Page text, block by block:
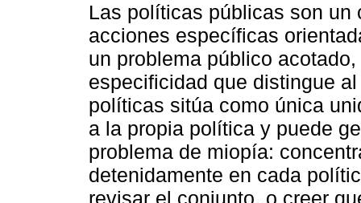
Las políticas públicas son un
acciones específicas
un problema público
especificidad que distingue
políticas sitúa como única
a la propia política y puede
problema de miopía:
detenidamente en cada
revisar el conjunto, o creer